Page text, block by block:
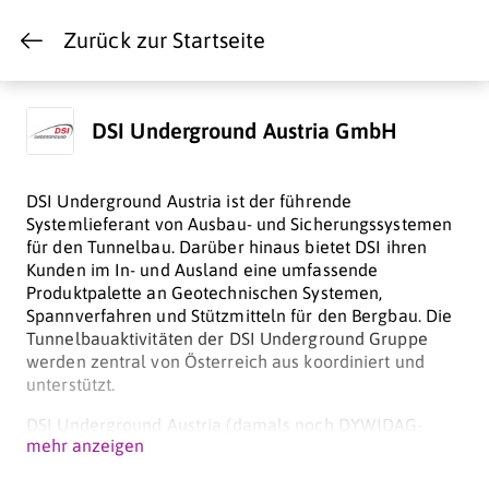
Zurück zur Startseite
DSI Underground Austria GmbH
DSI Underground Austria ist der führende
Systemlieferant von Ausbau- und Sicherungssystemen
für den Tunnelbau. Darüber hinaus bietet DSI ihren
Kunden im In- und Ausland eine umfassende
Produktpalette an Geotechnischen Systemen,
Spannverfahren und Stützmitteln für den Bergbau. Die
Tunnelbauaktivitäten der DSI Underground Gruppe
werden zentral von Österreich aus koordiniert und
unterstützt.
DSI Underground Austria (damals noch DYWIDAG-
Systems) war ursprünglich in Elsbethen bei Salzburg
mehr anzeigen